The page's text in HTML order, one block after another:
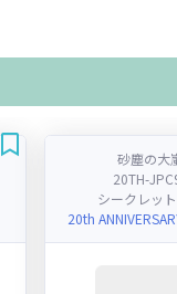
砂塵の大
20TH-
シークレッ